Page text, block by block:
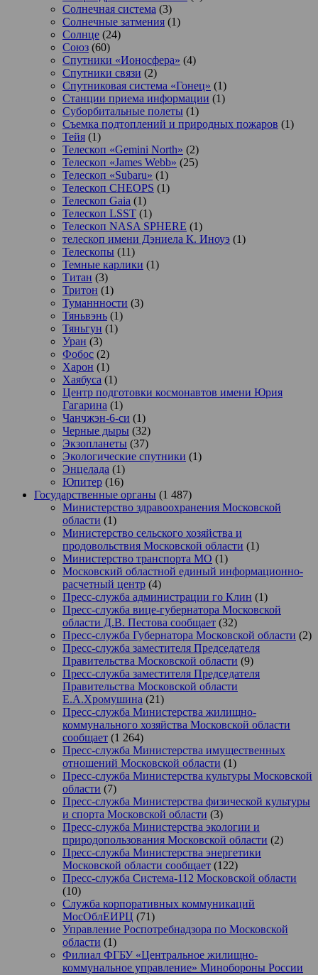
Солнечная система (3)
Солнечные затмения (1)
Солнце (24)
Союз (60)
Спутники «Ионосфера» (4)
Спутники связи (2)
Спутниковая система «Гонец» (1)
Станции приема информации (1)
Суборбитальные полеты (1)
Съемка подтоплений и природных пожаров (1)
Тейя (1)
Телескоп «Gemini North» (2)
Телескоп «James Webb» (25)
Телескоп «Subaru» (1)
Телескоп CHEOPS (1)
Телескоп Gaia (1)
Телескоп LSST (1)
Телескоп NASA SPHERE (1)
телескоп имени Дэниела К. Иноуэ (1)
Телескопы (11)
Темные карлики (1)
Титан (3)
Тритон (1)
Туманнности (3)
Тяньвэнь (1)
Тяньгун (1)
Уран (3)
Фобос (2)
Харон (1)
Хаябуса (1)
Центр подготовки космонавтов имени Юрия
Гагарина (1)
Чанчжэн-6-си (1)
Черные дыры (32)
Экзопланеты (37)
Экологические спутники (1)
Энцелада (1)
Юпитер (16)
Государственные органы (1 487)
Министерство здравоохранения Московской
области (1)
Министерство сельского хозяйства и
продовольствия Московской области (1)
Министерство транспорта МО (1)
Московский областной единый информационно-
расчетный центр (4)
Пресс-служба администрации го Клин (1)
Пресс-служба вице-губернатора Московской
области Д.В. Пестова сообщает (32)
Пресс-служба Губернатора Московской области (2)
Пресс-служба заместителя Председателя
Правительства Московской области (9)
Пресс-служба заместителя Председателя
Правительства Московской области
Е.А.Хромушина (21)
Пресс-служба Министерства жилищно-
коммунального хозяйства Московской области
сообщает (1 264)
Пресс-служба Министерства имущественных
отношений Московской области (1)
Пресс-служба Министерства культуры Московской
области (7)
Пресс-служба Министерства физической культуры
и спорта Московской области (3)
Пресс-служба Министерства экологии и
природопользования Московской области (2)
Пресс-служба Министерства энергетики
Московской области сообщает (122)
Пресс-служба Система-112 Московской области
(10)
Служба корпоративных коммуникаций
МосОблЕИРЦ (71)
Управление Роспотребнадзора по Московской
области (1)
Филиал ФГБУ «Центральное жилищно-
коммунальное управление» Минобороны России